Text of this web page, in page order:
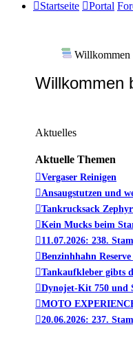
Startseite Portal
Willkommen
Willkommen
Aktuelles
Aktuelle Themen
Vergaser Reinigen
Ansaugstutzen und
Tankrucksack
Kein Mucks beim
11.07.2026: 238.
Benzinhhahn
Tankaufkleber gibts
Dynojet-Kit 750 und
MOTO
20.06.2026: 237.